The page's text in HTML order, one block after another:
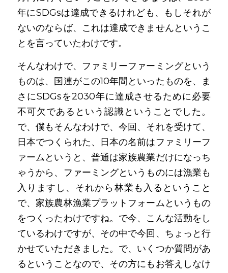
年にSDGsは達成できるけれども、もしそれが
ないのならば、これは達成できませんというこ
とを言っていたわけです。
そんなわけで、ファミリーファーミングという
ものは、国連がこの10年間といったものを、ま
さにSDGsを2030年に達成させるために必要
不可欠であるという認識ということでした。
で、僕もそんなわけで、今回、それを受けて、
日本でつくられた、日本の名前はファミリーフ
ァームというと、普通は家族農業だけになっち
ゃうから、ファーミングというものには漁業も
入りますし、それから林業も入るということ
で、家族農林漁業プラットフォームというもの
をつくったわけですね。で今、こんな活動をし
ているわけですが、その中で今回、ちょっと行
かせていただきました。で、いくつか質問があ
るということなので、その方にもお答えしなけ